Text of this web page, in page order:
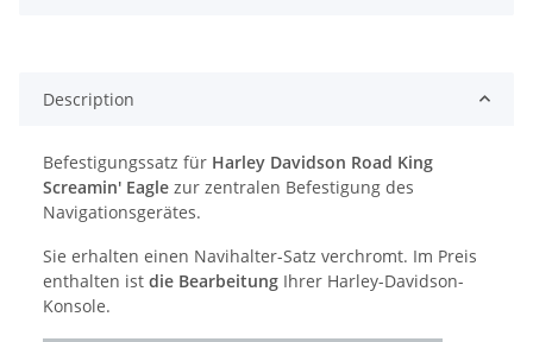
Description
Befestigungssatz für Harley Davidson Road King
Screamin' Eagle zur zentralen Befestigung des
Navigationsgerätes.
Sie erhalten einen Navihalter-Satz verchromt. Im Preis
enthalten ist die Bearbeitung Ihrer Harley-Davidson-
Konsole.